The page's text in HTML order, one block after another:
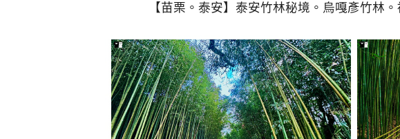
【苗栗。泰安】泰安竹林秘境。烏嘎彥竹林